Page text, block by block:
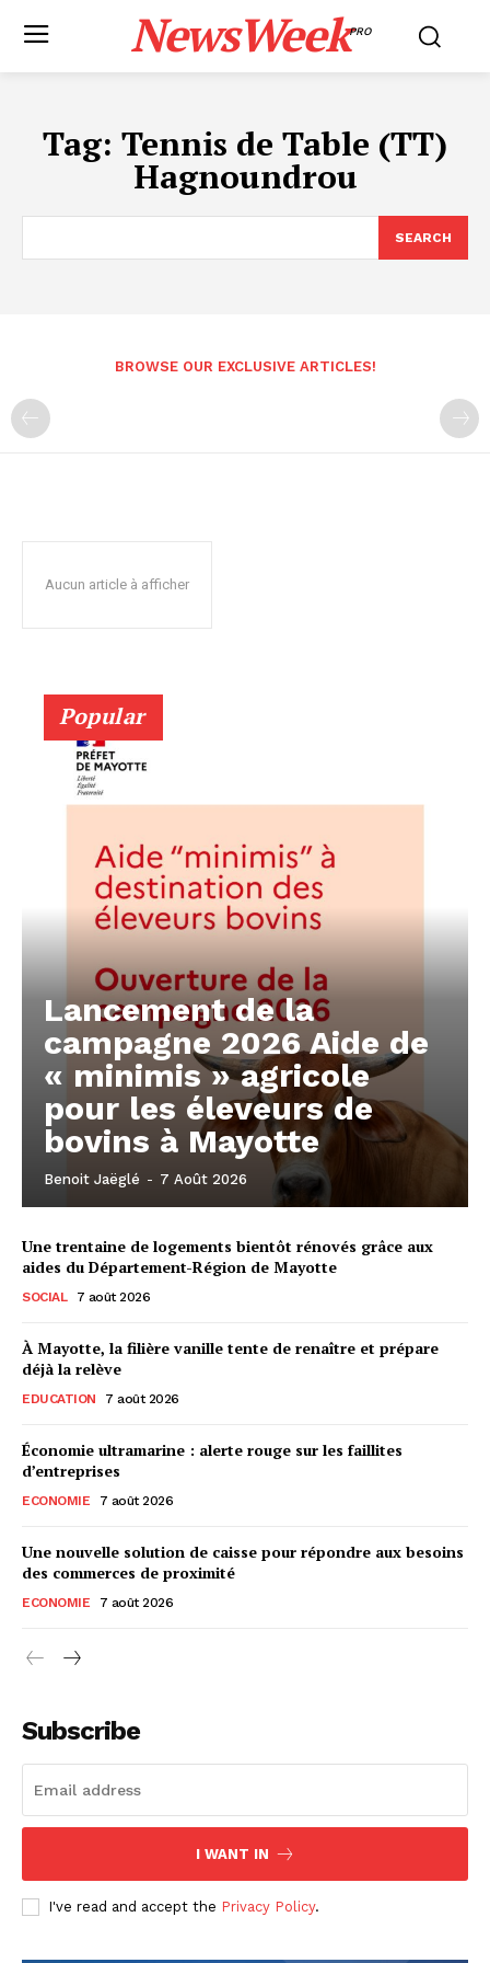
NewsWeekPRO
Tag: Tennis de Table (TT)
Hagnoundrou
SEARCH
BROWSE OUR EXCLUSIVE ARTICLES!
Aucun article à afficher
Popular
Lancement de la
campagne 2026 Aide de
« minimis » agricole
pour les éleveurs de
bovins à Mayotte
Benoit Jaëglé - 7 Août 2026
Une trentaine de logements bientôt rénovés grâce aux
aides du Département-Région de Mayotte
SOCIAL 7 août 2026
À Mayotte, la filière vanille tente de renaître et prépare
déjà la relève
EDUCATION 7 août 2026
Économie ultramarine : alerte rouge sur les faillites
d’entreprises
ECONOMIE 7 août 2026
Une nouvelle solution de caisse pour répondre aux besoins
des commerces de proximité
ECONOMIE 7 août 2026
Subscribe
I WANT IN
I've read and accept the Privacy Policy.